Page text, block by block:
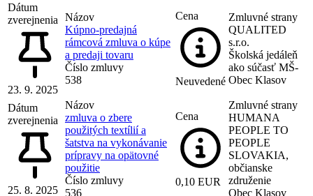
Dátum
zverejnenia
23. 9. 2025
Názov
Kúpno-predajná
rámcová zmluva o kúpe
a predaji tovaru
Číslo zmluvy
538
Cena
Neuvedené
Zmluvné strany
QUALITED
s.r.o.
Školská jedáleň
ako súčasť MŠ-
Obec Klasov
Dátum
zverejnenia
25. 8. 2025
Názov
zmluva o zbere
použitých textílií a
šatstva na vykonávanie
prípravy na opätovné
použitie
Číslo zmluvy
536
Cena
0,10 EUR
Zmluvné strany
HUMANA
PEOPLE TO
PEOPLE
SLOVAKIA,
občianske
združenie
Obec Klasov